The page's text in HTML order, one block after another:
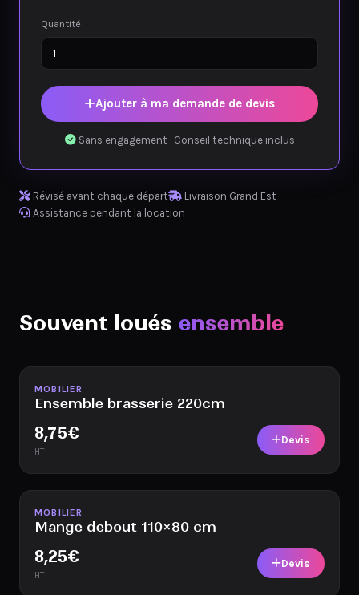
Quantité
Ajouter à ma demande de devis
Sans engagement · Conseil technique inclus
Révisé avant chaque départ
Livraison Grand Est
Assistance pendant la location
Souvent loués ensemble
Disponible
MOBILIER
Ensemble brasserie 220cm
8,75€
HT
Devis
Disponible
MOBILIER
Mange debout 110×80 cm
8,25€
HT
Devis